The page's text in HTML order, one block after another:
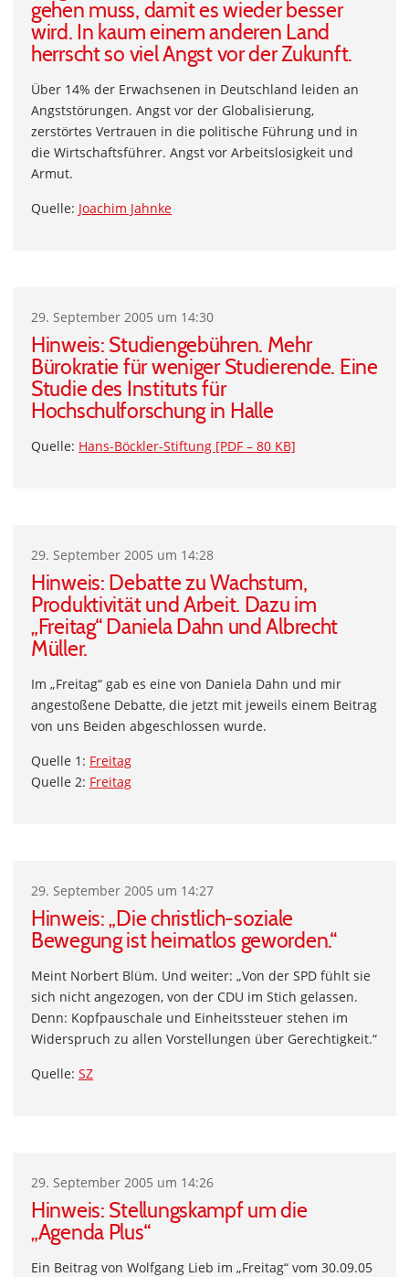
gehen muss, damit es wieder besser
wird. In kaum einem anderen Land
herrscht so viel Angst vor der Zukunft.
Über 14% der Erwachsenen in Deutschland leiden an
Angststörungen. Angst vor der Globalisierung,
zerstörtes Vertrauen in die politische Führung und in
die Wirtschaftsführer. Angst vor Arbeitslosigkeit und
Armut.
Quelle: Joachim Jahnke
29. September 2005 um 14:30
Hinweis: Studiengebühren. Mehr
Bürokratie für weniger Studierende. Eine
Studie des Instituts für
Hochschulforschung in Halle
Quelle: Hans-Böckler-Stiftung [PDF – 80 KB]
29. September 2005 um 14:28
Hinweis: Debatte zu Wachstum,
Produktivität und Arbeit. Dazu im
„Freitag“ Daniela Dahn und Albrecht
Müller.
Im „Freitag“ gab es eine von Daniela Dahn und mir
angestoßene Debatte, die jetzt mit jeweils einem Beitrag
von uns Beiden abgeschlossen wurde.
Quelle 1: Freitag
Quelle 2: Freitag
29. September 2005 um 14:27
Hinweis: „Die christlich-soziale
Bewegung ist heimatlos geworden.“
Meint Norbert Blüm. Und weiter: „Von der SPD fühlt sie
sich nicht angezogen, von der CDU im Stich gelassen.
Denn: Kopfpauschale und Einheitssteuer stehen im
Widerspruch zu allen Vorstellungen über Gerechtigkeit.“
Quelle: SZ
29. September 2005 um 14:26
Hinweis: Stellungskampf um die
„Agenda Plus“
Ein Beitrag von Wolfgang Lieb im „Freitag“ vom 30.09.05